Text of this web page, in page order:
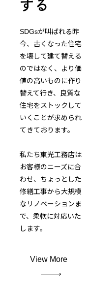
する
SDGsが叫ばれる昨
今、古くなった住宅
を壊して建て替える
のではなく、より価
値の高いものに作り
替えて行き、良質な
住宅をストックして
いくことが求められ
てきております。
私たち東光工務店は
お客様のニーズに合
わせ、ちょっとした
修繕工事から大規模
なリノベーションま
で、柔軟に対応いた
します。
View More